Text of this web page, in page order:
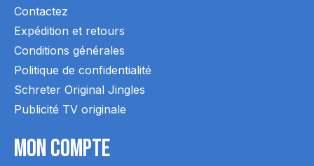
Contactez
Expédition et retours
Conditions générales
Politique de confidentialité
Schreter Original Jingles
Publicité TV originale
Mon Compte